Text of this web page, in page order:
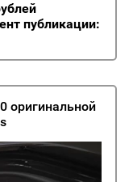
публикации:
оригинальной